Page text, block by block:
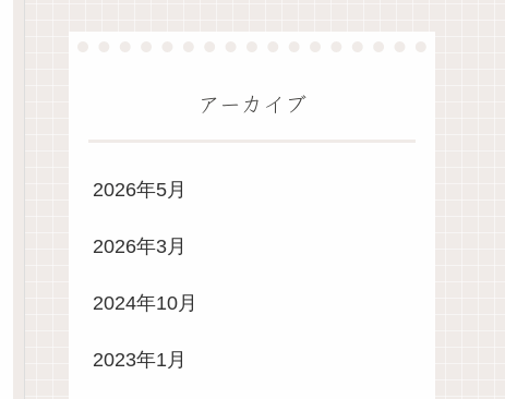
アーカイブ
2026年5月
2026年3月
2024年10月
2023年1月